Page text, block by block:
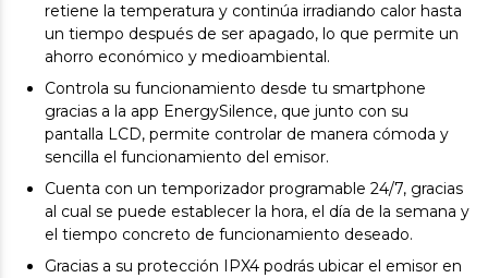
retiene la temperatura y continúa irradiando calor hasta
un tiempo después de ser apagado, lo que permite un
ahorro económico y medioambiental.
Controla su funcionamiento desde tu smartphone
gracias a la app EnergySilence, que junto con su
pantalla LCD, permite controlar de manera cómoda y
sencilla el funcionamiento del emisor.
Cuenta con un temporizador programable 24/7, gracias
al cual se puede establecer la hora, el día de la semana y
el tiempo concreto de funcionamiento deseado.
Gracias a su protección IPX4 podrás ubicar el emisor en